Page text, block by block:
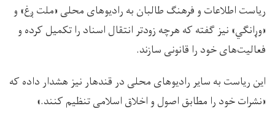
ریاست اطلاعات و فرهنگ طالبان به رادیوهای محلی «ملت ږغ» و
«وړانګي» نیز گفته که هرچه زودتر انتقال اسناد را تکمیل کرده و
فعالیت‌های خود را قانونی سازند.
این ریاست به سایر رادیوهای محلی در قندهار نیز هشدار داده که
«نشرات خود را مطابق اصول و اخلاق اسلامی تنظیم کنند.»